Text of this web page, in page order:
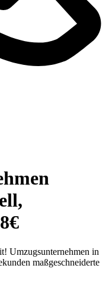
Umzugsunternehmen in
maßgeschneiderte